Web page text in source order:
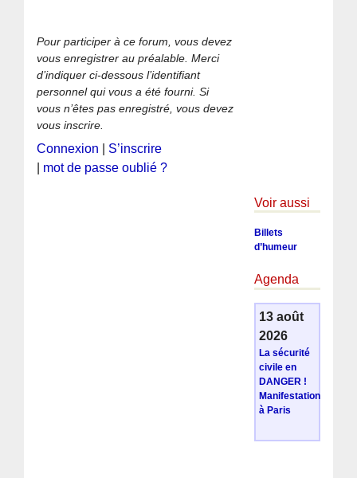
Pour participer à ce forum, vous devez
vous enregistrer au préalable. Merci
d’indiquer ci-dessous l’identifiant
personnel qui vous a été fourni. Si
vous n’êtes pas enregistré, vous devez
vous inscrire.
Connexion
S’inscrire
mot de passe oublié ?
Voir aussi
Billets
d’humeur
Agenda
13 août
2026
La sécurité
civile en
DANGER !
Manifestation
à Paris